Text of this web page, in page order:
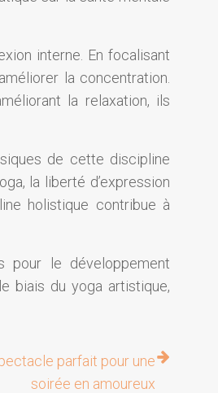
interne. En focalisant
la concentration.
la relaxation, ils
de cette discipline
la liberté d’expression
holistique contribue à
pour le développement
biais du yoga artistique,
parfait pour une
soirée en amoureux